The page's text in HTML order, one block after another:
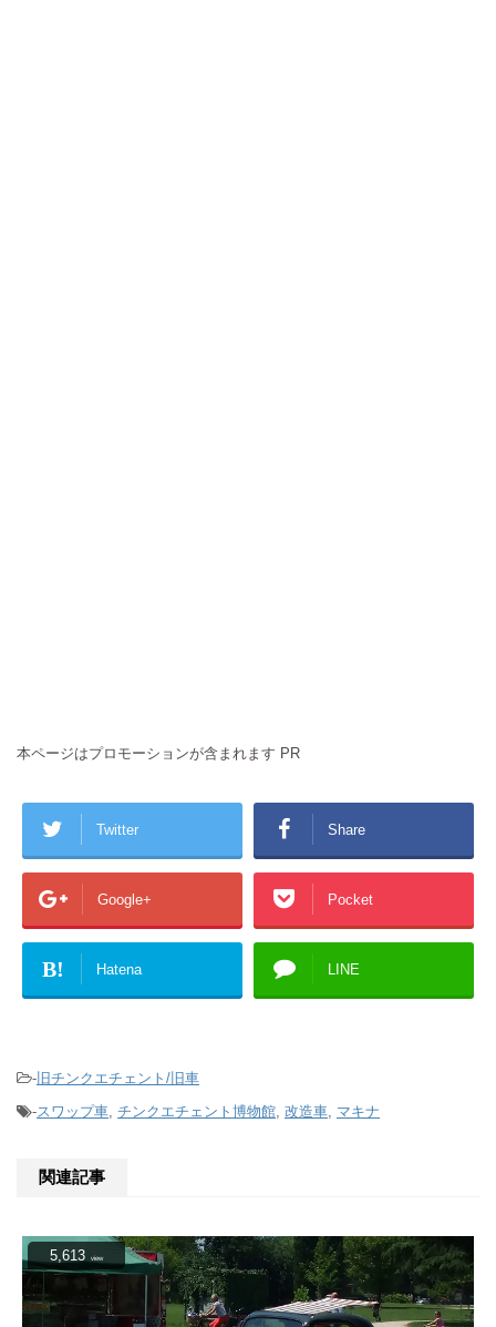
本ページはプロモーションが含まれます PR
Twitter Share
Google+ Pocket
B! Hatena LINE
- 旧チンクエチェント/旧車
-スワップ車, チンクエチェント博物館, 改造車, マキナ
関連記事
5,613 view